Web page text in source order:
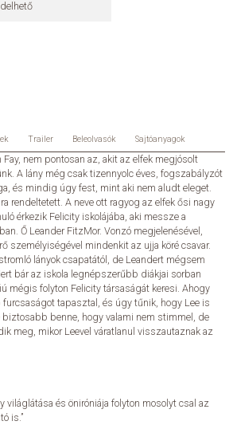
Trailer Beleolvasók Sajtóanyagok
Fay, nem pontosan az, akit az elfek megjósolt
A lány még csak tizennyolc éves, fogszabályzót
és mindig úgy fest, mint aki nem aludt eleget.
rendeltetett. A neve ott ragyog az elfek ősi nagy
érkezik Felicity iskolájába, aki messze a
Ő Leander FitzMor. Vonzó megjelenésével,
személyiségével mindenkit az ujja köré csavar.
lányok csapatától, de Leandert mégsem
bár az iskola legnépszerűbb diákjai sorban
mégis folyton Felicity társaságát keresi. Ahogy
tapasztal, és úgy tűnik, hogy Lee is
biztosabb benne, hogy valami nem stimmel, de
meg, mikor Leevel váratlanul visszautaznak az
világlátása és öniróniája folyton mosolyt csal az
is.”